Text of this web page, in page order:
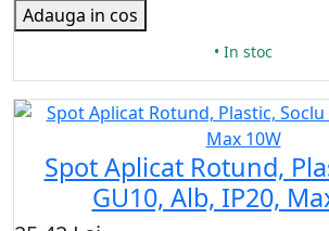
Adauga in cos
• In stoc
Spot Aplicat Rotund,
GU10, Alb, IP20,